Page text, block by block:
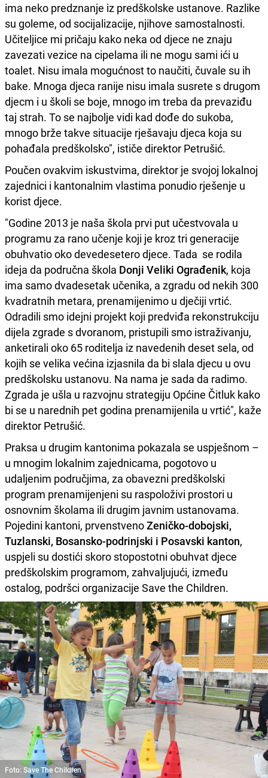
ima neko predznanje iz predškolske ustanove. Razlike
su goleme, od socijalizacije, njihove samostalnosti.
Učiteljice mi pričaju kako neka od djece ne znaju
zavezati vezice na cipelama ili ne mogu sami ići u
toalet. Nisu imala mogućnost to naučiti, čuvale su ih
bake. Mnoga djeca ranije nisu imala susrete s drugom
djecm i u školi se boje, mnogo im treba da prevaziđu
taj strah. To se najbolje vidi kad dođe do sukoba,
mnogo brže takve situacije rješavaju djeca koja su
pohađala predškolsko", ističe direktor Petrušić.
Poučen ovakvim iskustvima, direktor je svojoj lokalnoj
zajednici i kantonalnim vlastima ponudio rješenje u
korist djece.
"Godine 2013 je naša škola prvi put učestvovala u
programu za rano učenje koji je kroz tri generacije
obuhvatio oko devedesetero djece. Tada se rodila
ideja da područna škola Donji Veliki Ograđenik, koja
ima samo dvadesetak učenika, a zgradu od nekih 300
kvadratnih metara, prenamijenimo u dječiji vrtić.
Odradili smo idejni projekt koji predviđa rekonstrukciju
dijela zgrade s dvoranom, pristupili smo istraživanju,
anketirali oko 65 roditelja iz navedenih deset sela, od
kojih se velika većina izjasnila da bi slala djecu u ovu
predškolsku ustanovu. Na nama je sada da radimo.
Zgrada je ušla u razvojnu strategiju Općine Čitluk kako
bi se u narednih pet godina prenamijenila u vrtić", kaže
direktor Petrušić.
Praksa u drugim kantonima pokazala se uspješnom –
u mnogim lokalnim zajednicama, pogotovo u
udaljenim područjima, za obavezni predškolski
program prenamijenjeni su raspoloživi prostori u
osnovnim školama ili drugim javnim ustanovama.
Pojedini kantoni, prvenstvenoZeničko-dobojski,
Tuzlanski, Bosansko-podrinjski i Posavski kanton,
uspjeli su dostići skoro stopostotni obuhvat djece
predškolskim programom, zahvaljujući, između
ostalog, podršci organizacije Save the Children.
Foto: Save The Children